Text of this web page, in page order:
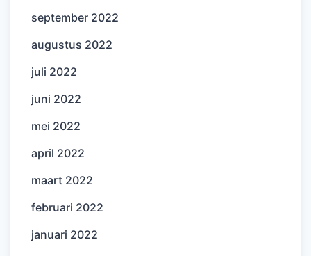
september 2022
augustus 2022
juli 2022
juni 2022
mei 2022
april 2022
maart 2022
februari 2022
januari 2022